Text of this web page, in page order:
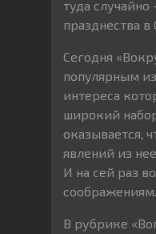
туда
празднества
Сегодня
популярным
интереса
широкий
оказывается,
явлений из
И на сей раз
соображениям.
В рубрике